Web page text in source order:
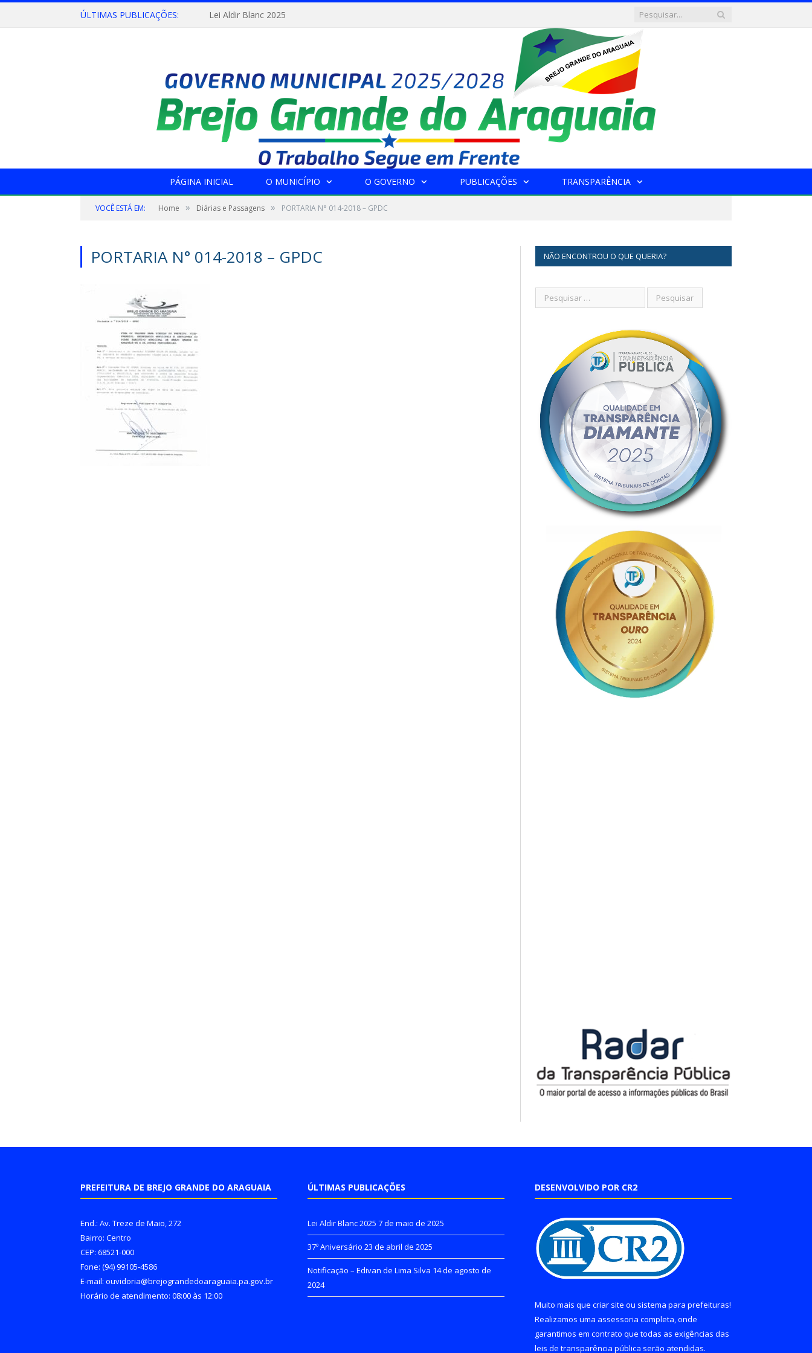
ÚLTIMAS PUBLICAÇÕES: Lei Aldir Blanc 2025
PÁGINA INICIAL O MUNICÍPIO O GOVERNO PUBLICAÇÕES TRANSPARÊNCIA
VOCÊ ESTÁ EM: Home » Diárias e Passagens » PORTARIA N° 014-2018 – GPDC
PORTARIA N° 014-2018 – GPDC NÃO ENCONTROU O QUE QUERIA?
PREFEITURA DE BREJO GRANDE DO ARAGUAIA
End.: Av. Treze de Maio, 272
Bairro: Centro
CEP: 68521-000
Fone: (94) 99105-4586
E-mail: ouvidoria@brejograndedoaraguaia.pa.gov.br
Horário de atendimento: 08:00 às 12:00
ÚLTIMAS PUBLICAÇÕES
Lei Aldir Blanc 2025 7 de maio de 2025
37º Aniversário 23 de abril de 2025
Notificação – Edivan de Lima Silva 14 de agosto de
2024
DESENVOLVIDO POR CR2
Muito mais que criar site ou sistema para prefeituras!
Realizamos uma assessoria completa, onde
garantimos em contrato que todas as exigências das
leis de transparência pública serão atendidas.